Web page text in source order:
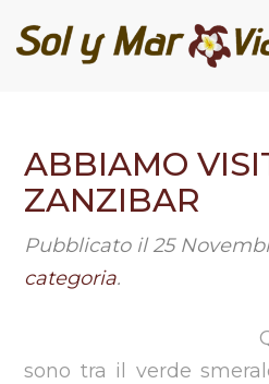
ABBIAMO
ZANZIBAR
Pubblicato il25
categoria.
Quante
sono tra il verde